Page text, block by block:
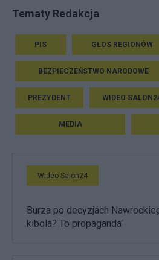
Tematy Redakcja
PIS GŁOS REGIONÓW
BEZPIECZEŃSTWO NARODOWE
PREZYDENT WIDEO
MEDIA
Wideo Salon24
Burza po decyzjach
kibola? To propaganda"